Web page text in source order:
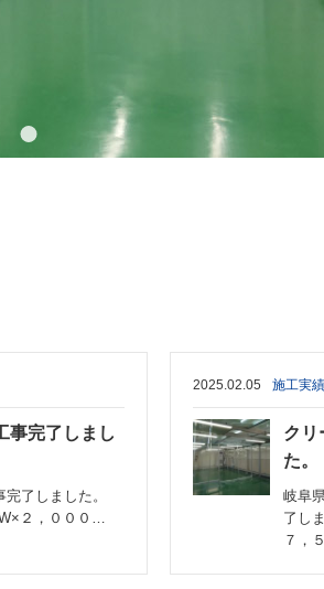
事完了しまし
了しました。
２，０００…
2025.02.05 施工実績
クリ
た。
岐阜
了し
７，